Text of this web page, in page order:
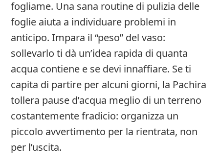
fogliame. Una sana routine di pulizia delle
foglie aiuta a individuare problemi in
anticipo. Impara il “peso” del vaso:
sollevarlo ti dà un’idea rapida di quanta
acqua contiene e se devi innaffiare. Se ti
capita di partire per alcuni giorni, la Pachira
tollera pause d’acqua meglio di un terreno
costantemente fradicio: organizza un
piccolo avvertimento per la rientrata, non
per l’uscita.